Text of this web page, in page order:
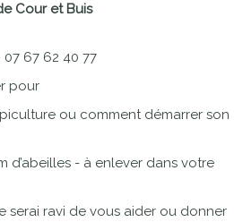
Cour et Buis
67 62 40 77
pour
ou comment démarrer son
d’abeilles - à enlever dans votre
serai ravi de vous aider ou donner